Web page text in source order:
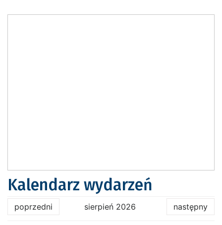
Kalendarz wydarzeń
poprzedni sierpień 2026 następny